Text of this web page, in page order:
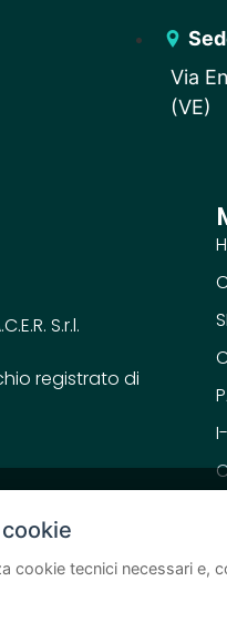
cookie tecnici necessari e,
Via
(VE)
S.r.l.
registrato di
pubbliche: Gli aiuti di Stato